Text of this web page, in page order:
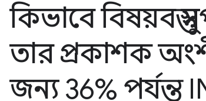
কিভাবে বিষয়বস্তু
তার প্রকাশক
জন্য 36% পর্যন্ত